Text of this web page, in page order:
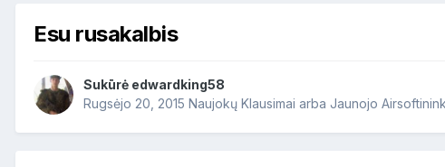
Esu rusakalbis
Sukūrė edwardking58
Rugsėjo 20, 2015 Naujokų Klausimai arba Jaunojo